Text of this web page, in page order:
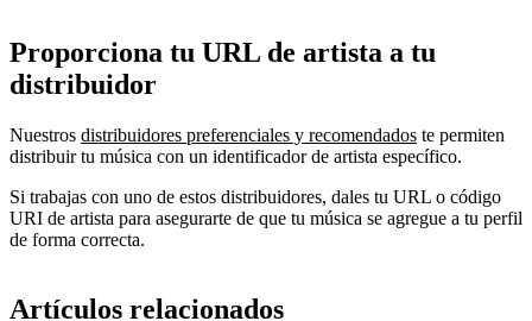
Proporciona tu URL de artista a tu
distribuidor
Nuestros distribuidores preferenciales y recomendados te permiten
distribuir tu música con un identificador de artista específico.
Si trabajas con uno de estos distribuidores, dales tu URL o código
URI de artista para asegurarte de que tu música se agregue a tu perfil
de forma correcta.
Artículos relacionados